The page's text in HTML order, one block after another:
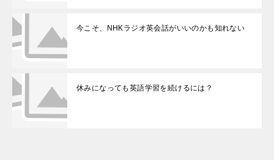
今こそ、NHKラジオ英会話がいいのかも知れない
休みになっても英語学習を続けるには？